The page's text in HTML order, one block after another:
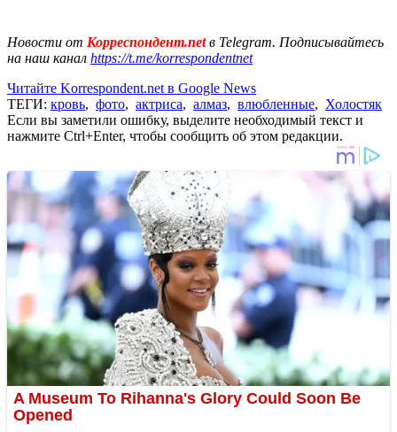
Новости от Корреспондент.netв Telegram. Подписывайтесь
на наш канал https://t.me/korrespondentnet
Читайте Korrespondent.net в Google News
ТЕГИ: кровь, фото, актриса, алмаз, влюбленные, Холостяк
Если вы заметили ошибку, выделите необходимый текст и
нажмите Ctrl+Enter, чтобы сообщить об этом редакции.